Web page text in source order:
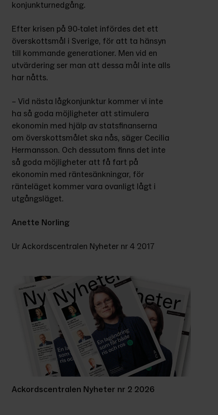
konjunkturnedgång.
Efter krisen på 90-talet infördes det ett
överskottsmål i Sverige, för att ta hänsyn
till kommande generationer. Men vid en
utvärdering ser man att dessa mål inte alls
har nåtts.
– Vid nästa lågkonjunktur kom­mer vi inte
ha så goda möjligheter att stimulera
ekonomin med hjälp av statsfinanserna
om överskottsmålet ska nås, säger Cecilia
Hermansson. Och dessutom finns det inte
så goda möjligheter att få fart på
ekonomin med räntesänkningar, för
ränteläget kommer vara ovanligt lågt i
utgångs­läget.
Anette Norling
Ur Ackordscentralen Nyheter nr 4 2017
Ackordscentralen Nyheter nr 2 2026